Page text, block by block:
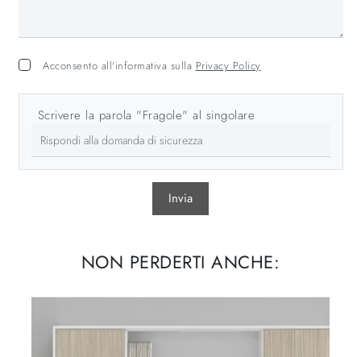
Acconsento all'informativa sulla Privacy Policy
Scrivere la parola "Fragole" al singolare
Invia
NON PERDERTI ANCHE: